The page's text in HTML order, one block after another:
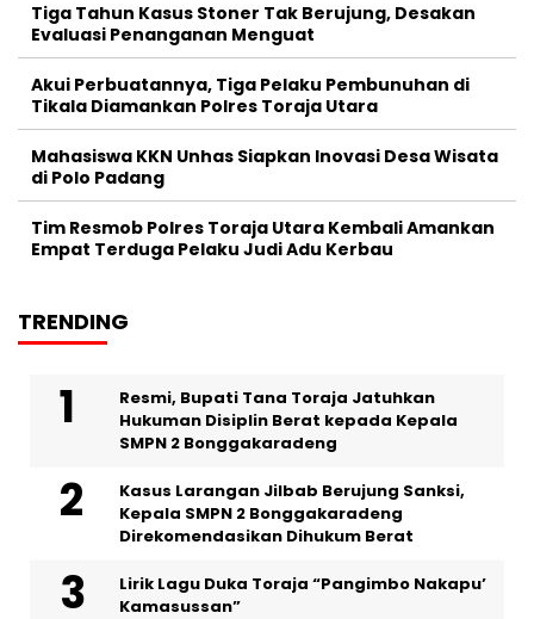
Tiga Tahun Kasus Stoner Tak Berujung, Desakan
Evaluasi Penanganan Menguat
Akui Perbuatannya, Tiga Pelaku Pembunuhan di
Tikala Diamankan Polres Toraja Utara
Mahasiswa KKN Unhas Siapkan Inovasi Desa Wisata
di Polo Padang
Tim Resmob Polres Toraja Utara Kembali Amankan
Empat Terduga Pelaku Judi Adu Kerbau
TRENDING
Resmi, Bupati Tana Toraja Jatuhkan
Hukuman Disiplin Berat kepada Kepala
SMPN 2 Bonggakaradeng
Kasus Larangan Jilbab Berujung Sanksi,
Kepala SMPN 2 Bonggakaradeng
Direkomendasikan Dihukum Berat
Lirik Lagu Duka Toraja “Pangimbo Nakapu’
Kamasussan”